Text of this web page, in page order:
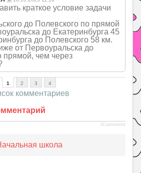
краткое условие задачи
до Полевского по прямой
до Екатеринбурга 45
до Полевского 58 км.
от Первоуральска до
прямой, чем через
1 2 3 4
комментариев
JComments
школа